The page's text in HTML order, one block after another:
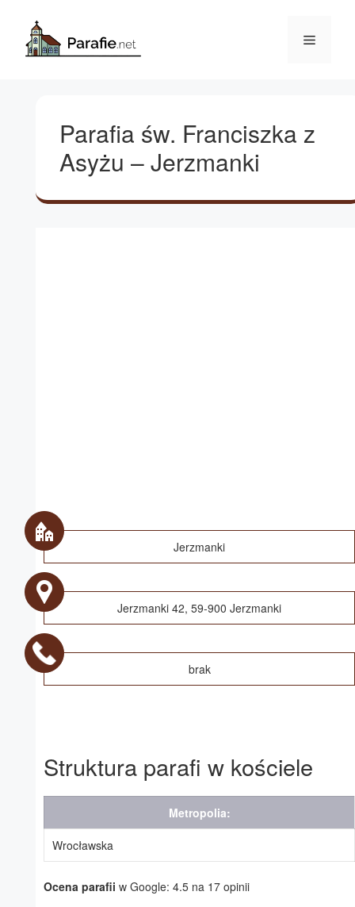
Menu
Parafia św. Franciszka z
Asyżu – Jerzmanki
Jerzmanki
Jerzmanki 42, 59-900 Jerzmanki
brak
Struktura parafi w kościele
Metropolia:
Wrocławska
Ocena parafii w Google: 4.5 na 17 opinii